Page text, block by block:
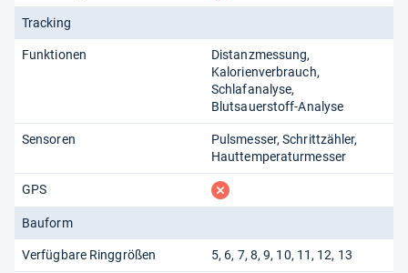
Tracking
Funktionen
Distanzmessung
Kalorienverbrauch
Schlafanalyse
Blutsauerstoff-Analyse
Sensoren Pulsmesser Schrittzähler
Hauttemperaturmesser
GPS fehlt
Bauform
Verfügbare Ringgrößen 5, 6, 7, 8, 9, 10, 11, 12, 13